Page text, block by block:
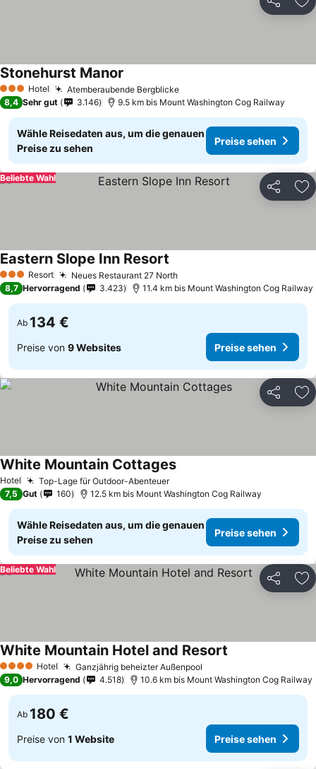
Teilen
3 SterneHotel Atemberaubende BergblickePreise sehen
Stonehurst Manor
8,4 Sehr gut 3.146 9.5 km bis Mount Washington Cog Railway
Wähle Reisedaten aus, um die genauen
Preise zu sehen
Preise sehen
Teilen
Beliebte Wahl
3 SterneResort Neues Restaurant 27 NorthPreise sehen
Eastern Slope Inn Resort
8,7 Hervorragend 3.423 11.4 km bis Mount Washington Cog Railway
Ab 134 €
Preise von 9 Websites Preise sehen
Teilen
Hotel Top-Lage für Outdoor-AbenteuerPreise sehen
White Mountain CottagesPreise sehen
7,5 Gut 160 12.5 km bis Mount Washington Cog Railway
Wähle Reisedaten aus, um die genauen
Preise zu sehen
Preise sehen
Teilen
Beliebte Wahl
4 Sterne Hotel Ganzjährig beheizter Außenpool
White Mountain Hotel and Resort
9,0 Hervorragend 4.518 10.6 km bis Mount Washington Cog Railway
Ab 180 €
Preise von 1 Website Preise sehen